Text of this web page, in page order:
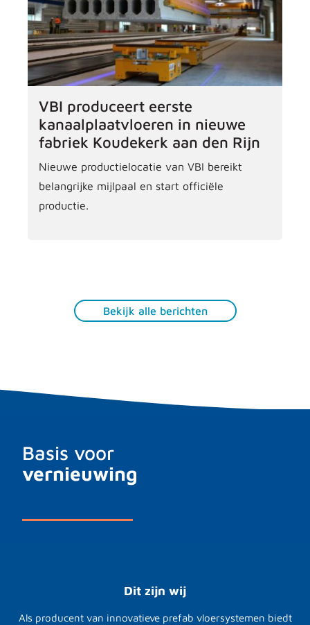
VBI produceert eerste
kanaalplaatvloeren in nieuwe
fabriek Koudekerk aan den Rijn
Nieuwe productielocatie van VBI bereikt
belangrijke mijlpaal en start officiële
productie.
Bekijk alle berichten
Basis voor
vernieuwing
Dit zijn wij
Als producent van innovatieve prefab vloersystemen biedt